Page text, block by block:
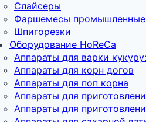
Слайсеры
Фаршемесы промышленные
Шпигорезки
Оборудование HoReCa
Аппараты для варки
Аппараты для корн догов
Аппараты для поп корна
Аппараты для
Аппараты для